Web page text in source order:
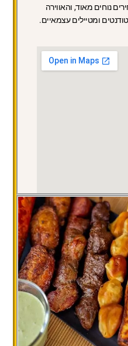
נוחים מאוד, והאווירה
ומטיילים עצמאיים.